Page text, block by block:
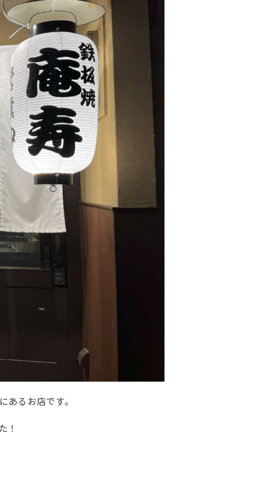
るお店です。
！